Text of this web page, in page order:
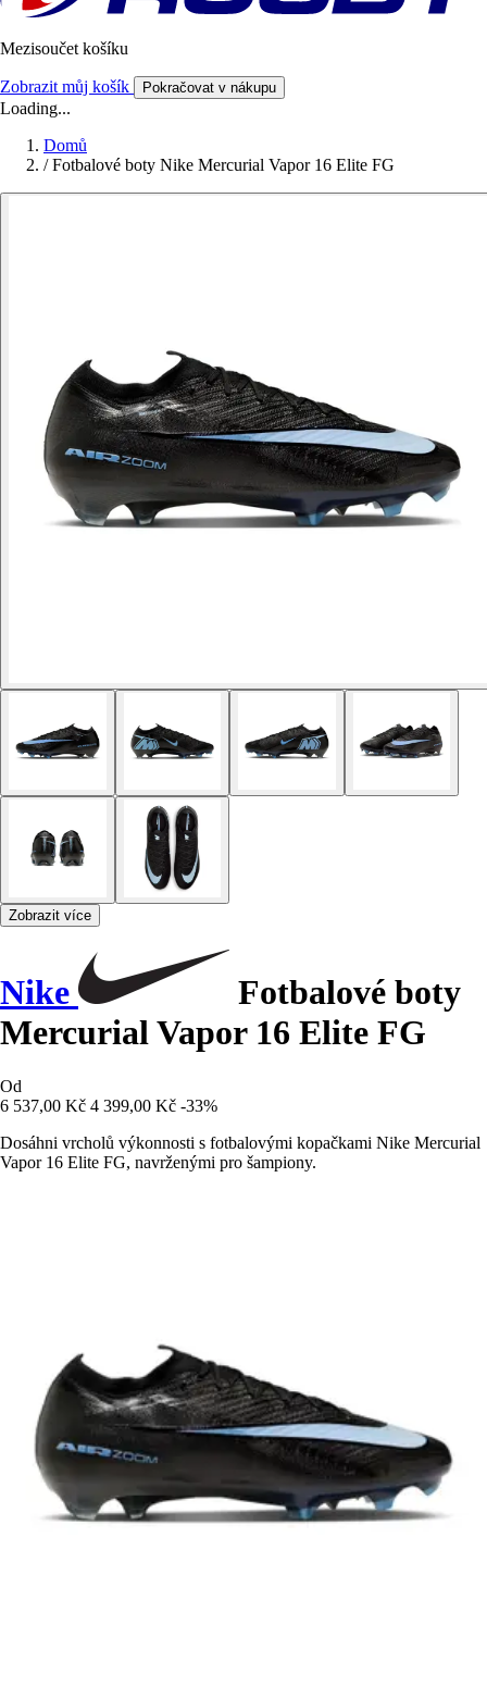
Mezisoučet košíku
Zobrazit můj košík Pokračovat v nákupu
Loading...
Domů
/ Fotbalové boty Nike Mercurial Vapor 16 Elite FG
Zobrazit více
Nike
Fotbalové boty
Mercurial Vapor 16 Elite FG
Od
6 537,00 Kč 4 399,00 Kč -33%
Dosáhni vrcholů výkonnosti s fotbalovými kopačkami Nike Mercurial
Vapor 16 Elite FG, navrženými pro šampiony.